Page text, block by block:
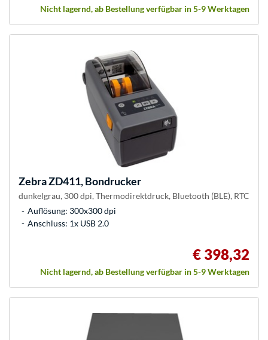
Nicht lagernd, ab Bestellung verfügbar in 5-9 Werktagen
ZebraZD411, Bondrucker
dunkelgrau, 300 dpi, Thermodirektdruck, Bluetooth (BLE), RTC
Auflösung: 300x300 dpi
Anschluss: 1x USB 2.0
€ 398,32
Nicht lagernd, ab Bestellung verfügbar in 5-9 Werktagen